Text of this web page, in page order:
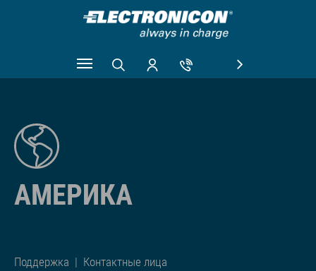
АМЕРИКА
Поддержка | Контактные лица